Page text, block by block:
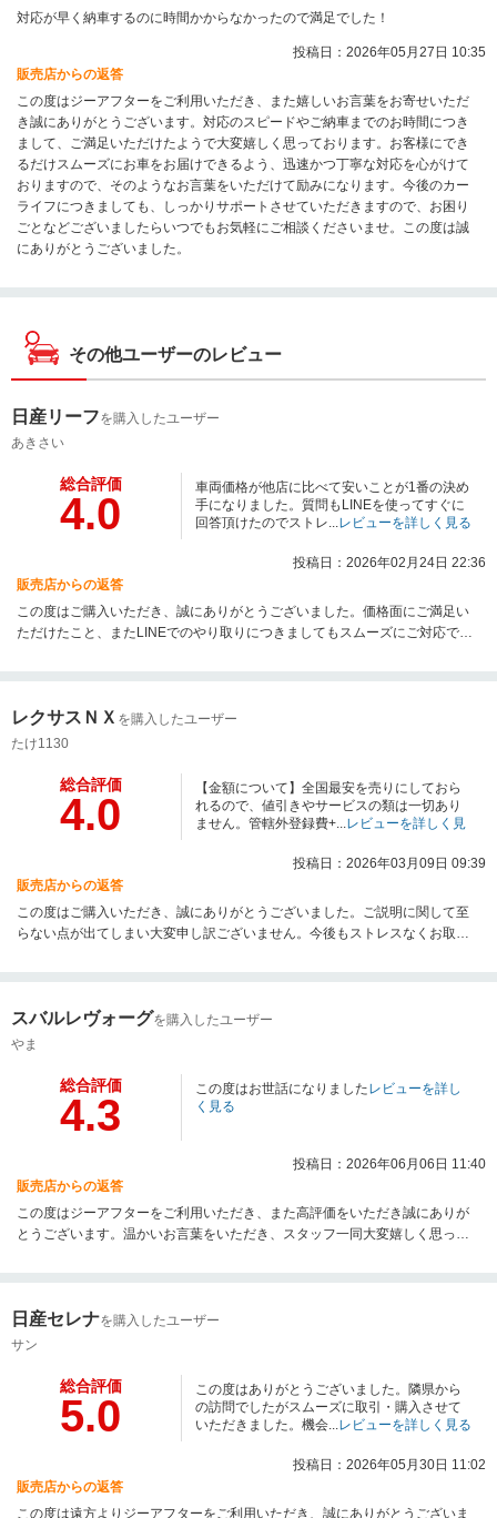
対応が早く納車するのに時間かからなかったので満足でした！
投稿日：2026年05月27日 10:35
販売店からの返答
この度はジーアフターをご利用いただき、また嬉しいお言葉をお寄せいただ
き誠にありがとうございます。対応のスピードやご納車までのお時間につき
まして、ご満足いただけたようで大変嬉しく思っております。お客様にでき
るだけスムーズにお車をお届けできるよう、迅速かつ丁寧な対応を心がけて
おりますので、そのようなお言葉をいただけて励みになります。今後のカー
ライフにつきましても、しっかりサポートさせていただきますので、お困り
ごとなどございましたらいつでもお気軽にご相談くださいませ。この度は誠
にありがとうございました。
その他ユーザーのレビュー
日産リーフを購入したユーザー
あきさい
総合評価
4.0
車両価格が他店に比べて安いことが1番の決め
手になりました。質問もLINEを使ってすぐに
回答頂けたのでストレ...レビューを詳しく見る
投稿日：2026年02月24日 22:36
販売店からの返答
この度はご購入いただき、誠にありがとうございました。価格面にご満足い
ただけたこと、またLINEでのやり取りにつきましてもスムーズにご対応でき
だけるよう努めてまいります。引き続きよろしくお願いいたします。
レクサスＮＸ を購入したユーザー
たけ1130
総合評価
4.0
【金額について】全国最安を売りにしておら
れるので、値引きやサービスの類は一切あり
ません。管轄外登録費+...レビューを詳しく見
投稿日：2026年03月09日 09:39
販売店からの返答
この度はご購入いただき、誠にありがとうございました。ご説明に関して至
らない点が出てしまい大変申し訳ございません。今後もストレスなくお取引
スバルレヴォーグを購入したユーザー
やま
総合評価
4.3
この度はお世話になりましたレビューを詳し
く見る
投稿日：2026年06月06日 11:40
販売店からの返答
この度はジーアフターをご利用いただき、また高評価をいただき誠にありが
とうございます。温かいお言葉をいただき、スタッフ一同大変嬉しく思って
だけるサービスの提供に努めてまいります。お車のことで何かございました
しいものとなりますよう、スタッフ一同願っております。この度は誠にあり
がとうございました。
日産セレナを購入したユーザー
サン
総合評価
5.0
この度はありがとうございました。隣県から
の訪問でしたがスムーズに取引・購入させて
いただきました。機会...レビューを詳しく見る
投稿日：2026年05月30日 11:02
販売店からの返答
この度は遠方よりジーアフターをご利用いただき、誠にありがとうございま